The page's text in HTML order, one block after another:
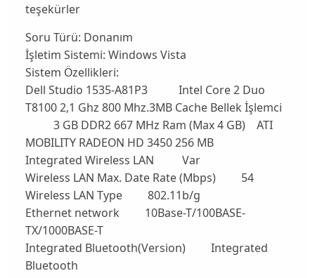
teşekürler
Soru Türü: Donanım
İşletim Sistemi: Windows Vista
Sistem Özellikleri:
Dell Studio 1535-A81P3 Intel Core 2 Duo
T8100 2,1 Ghz 800 Mhz.3MB Cache Bellek İşlemci
3 GB DDR2 667 MHz Ram (Max 4 GB) ATI
MOBILITY RADEON HD 3450 256 MB
Integrated Wireless LAN Var
Wireless LAN Max. Date Rate (Mbps) 54
Wireless LAN Type 802.11b/g
Ethernet network 10Base-T/100BASE-
TX/1000BASE-T
Integrated Bluetooth(Version) Integrated
Bluetooth